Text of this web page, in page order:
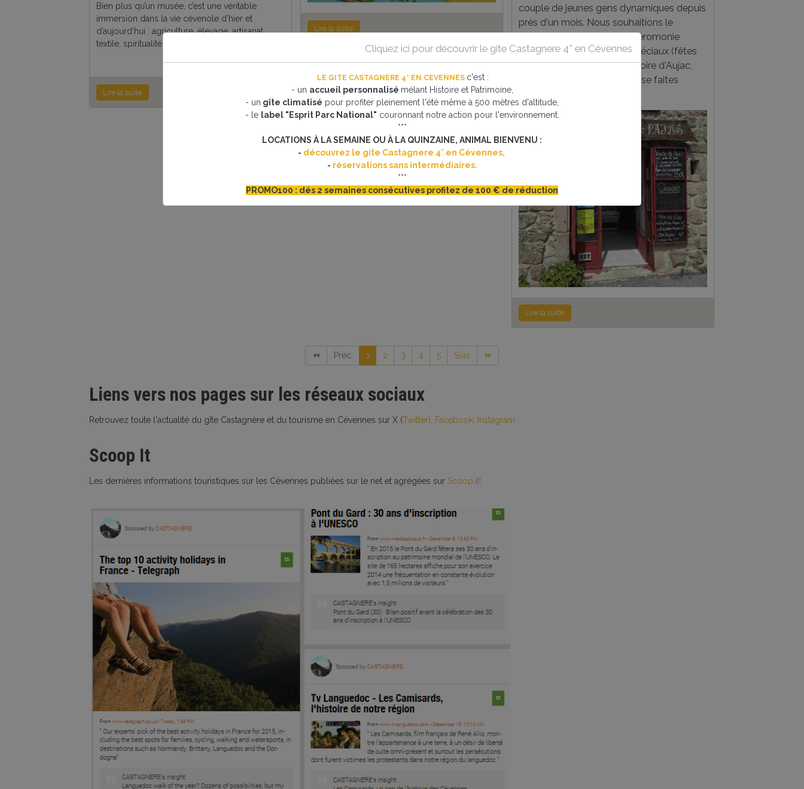
Bien plus qu’un musée, c’est une véritable
immersion dans la vie cévenole d’hier et
d’aujourd’hui : agriculture, élevage, artisanat,
textile, spiritualité, habitat, traditions… Tout y est.
Lire la suite
Lire la suite
couple de jeunes gens dynamiques depuis
prés d'un mois. Nous souhaitions le
découvrir en dehors de la céromonie
d'ouverture ou des repas spéciaux (fêtes
des mères, fête des pères, foire d'Aujac,
repas du village...). C'est chose faites
Lire la suite
Préc. 1 2 3 4 5 Suiv.
Liens vers nos pages sur les réseaux sociaux
Retrouvez toute l'actualité du gîte Castagnère et du tourisme en Cévennes sur X (Twitter), Facebook, Instagram
Scoop It
Les dernières informations touristiques sur les Cévennes publiées sur le net et agrégées sur Scoop.it!
Cliquez ici pour découvrir le gite Castagnere 4* en Cévennes
LE GITE CASTAGNERE 4* EN CEVENNES c'est :
- un accueil personnalisé mélant Histoire et Patrimoine,
- un gîte climatisé pour profiter pleinement l'été même à 500 mètres d'altitude,
- le label "Esprit Parc National" couronnant notre action pour l'environnement.
***
LOCATIONS À LA SEMAINE OU À LA QUINZAINE, ANIMAL BIENVENU :
- découvrez le gite Castagnere 4* en Cévennes,
- réservations sans intermédiaires.
***
PROMO100 : dés 2 semaines consécutives profitez de 100 € de réduction